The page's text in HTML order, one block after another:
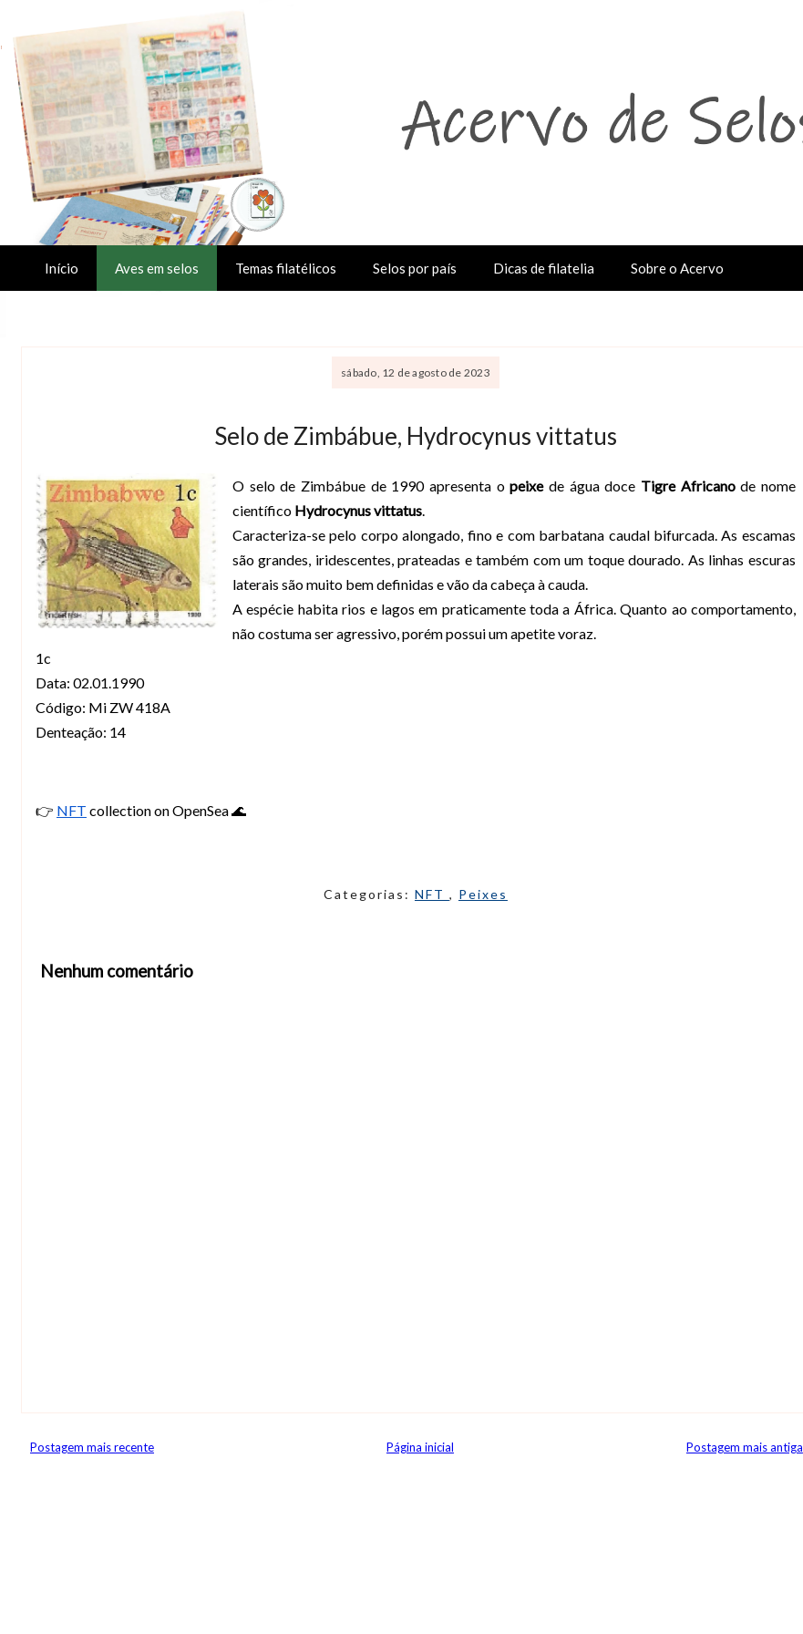
Início Aves em selos Temas filatélicos Selos por país Dicas de filatelia Sobre o Acervo
sábado, 12 de agosto de 2023
Selo de Zimbábue, Hydrocynus vittatus
O selo de Zimbábue de 1990 apresenta opeixede água doce Tigre Africanode nome
científico Hydrocynus vittatus
Caracteriza-se pelo corpo alongado, fino e com barbatana caudal bifurcada. As escamas
são grandes, iridescentes, prateadas e também com um toque dourado. As linhas escuras
laterais são muito bem definidas e vão da cabeça à cauda.
A espécie habita rios e lagos em praticamente toda a África. Quanto ao comportamento,
não costuma ser agressivo, porém possui um apetite voraz.
1c
Data: 02.01.1990
Código: Mi ZW 418A
Denteação: 14
👉 NFT collection on OpenSea 🌊
Categorias: NFT , Peixes
Nenhum comentário
Postagem mais recente Postagem mais antiga
Página inicial